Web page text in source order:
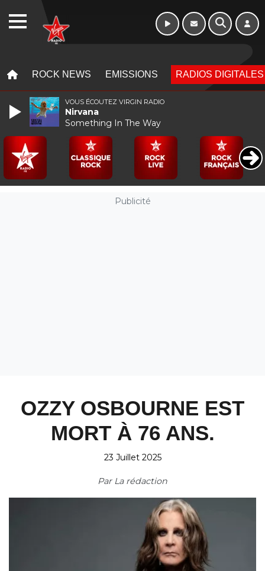
ROCK NEWS EMISSIONS RADIOS DIGITALES
Publicité
OZZY OSBOURNE EST
MORT À 76 ANS.
23 Juillet 2025
Par La rédaction
VOUS ÉCOUTEZ VIRGIN RADIO
Nirvana
Something In The Way
WEBRADIO